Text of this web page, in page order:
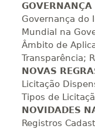
380 H 48
400 H 50
420 H 53
GOVERNANÇA
Governança do
Mundial na
Âmbito de
Transparência;
NOVAS
Licitação
Tipos de
NOVIDADES
Registros